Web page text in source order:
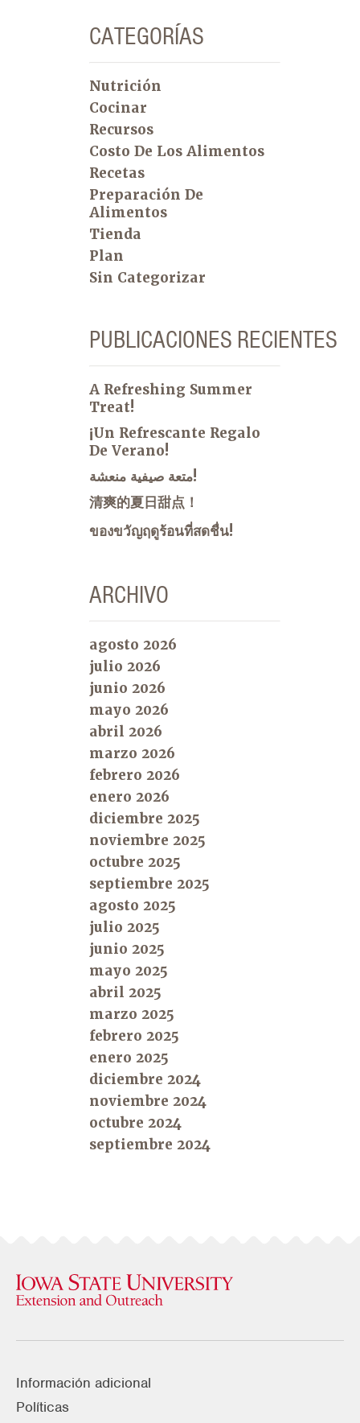
CATEGORÍAS
Nutrición
Cocinar
Recursos
Costo De Los Alimentos
Recetas
Preparación De
Alimentos
Tienda
Plan
Sin Categorizar
PUBLICACIONES RECIENTES
A Refreshing Summer
Treat!
¡Un Refrescante Regalo
De Verano!
متعة صيفية منعشة!
清爽的夏日甜点！
ของขวัญฤดูร้อนที่สดชื่น!
ARCHIVO
agosto 2026
julio 2026
junio 2026
mayo 2026
abril 2026
marzo 2026
febrero 2026
enero 2026
diciembre 2025
noviembre 2025
octubre 2025
septiembre 2025
agosto 2025
julio 2025
junio 2025
mayo 2025
abril 2025
marzo 2025
febrero 2025
enero 2025
diciembre 2024
noviembre 2024
octubre 2024
septiembre 2024
Información adicional
Políticas